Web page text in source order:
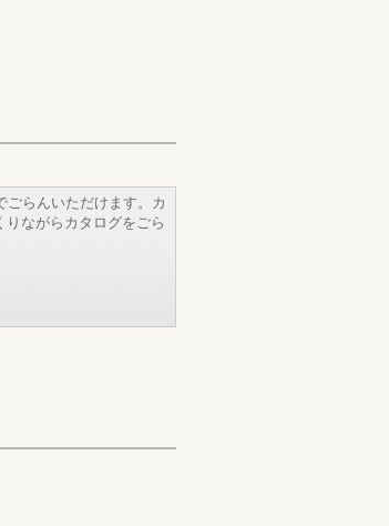
ごらんいただけます。カ
ながらカタログをごら